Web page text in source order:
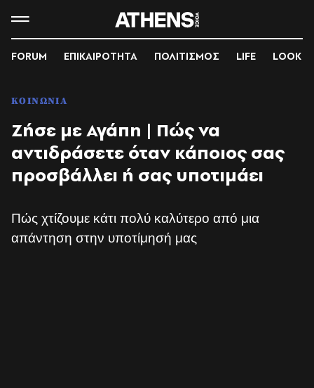
FORUM ΕΠΙΚΑΙΡΟΤΗΤΑ ΠΟΛΙΤΙΣΜΟΣ LIFE LOOK
ΚΟΙΝΩΝΙΑ
Ζήσε με Αγάπη | Πώς να
αντιδράσετε όταν κάποιος σας
προσβάλλει ή σας υποτιμάει
Πώς χτίζουμε κάτι πολύ καλύτερο από μια
απάντηση στην υποτίμησή μας